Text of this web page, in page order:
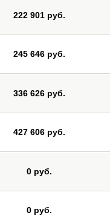
222 901 руб.
245 646 руб.
336 626 руб.
427 606 руб.
0 руб.
0 руб.